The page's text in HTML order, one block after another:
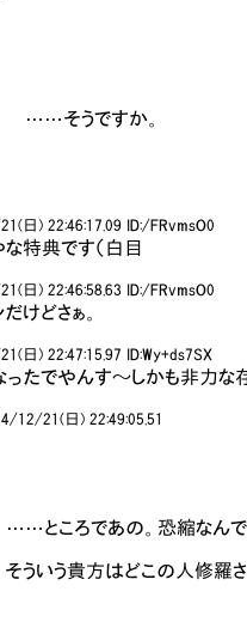
ですか。
日) 22:46:17.09 ID:/FRvmsO0
特典です（白目
日) 22:46:58.63 ID:/FRvmsO0
けどさぁ。
日) 22:47:15.97 ID:Wy+ds7SX
ったでやんす～しかも非力な
12/21(日) 22:49:05.51
の。恐縮なんです
方はどこの人修羅さん